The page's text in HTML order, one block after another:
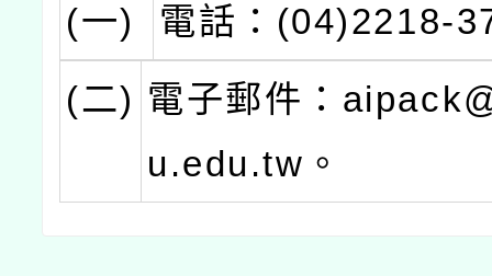
(一)
電話：(04)2218-
(二) 電子郵件：
u.edu.tw。